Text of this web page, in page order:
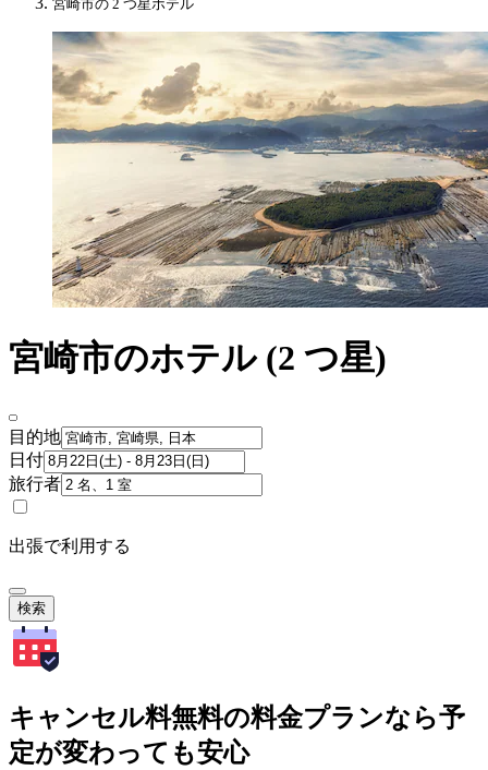
宮崎市の 2 つ星ホテル
宮崎市のホテル (2 つ星)
目的地
日付
旅行者
出張で利用する
検索
キャンセル料無料の料金プランなら予
定が変わっても安心